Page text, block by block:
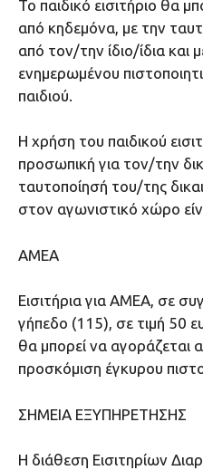
Το παιδικό εισιτήριο θα
από κηδεμόνα, με την
από τον/την ίδιο/ίδια και
ενημερωμένου
παιδιού.
Η χρήση του παιδικού
προσωπική για τον/την
ταυτοποίησή του/της
στον αγωνιστικό χώρο
ΑΜΕΑ
Εισιτήρια για ΑΜΕΑ, σε
γήπεδο (115), σε τιμή 50
θα μπορεί να αγοράζεται
προσκόμιση έγκυρου
ΣΗΜΕΙΑ ΕΞΥΠΗΡΕΤΗΣΗΣ
Η διάθεση Εισιτηρίων